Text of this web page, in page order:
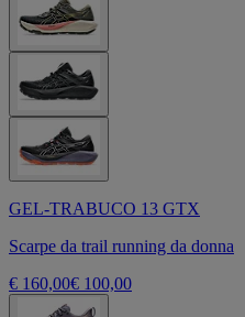
GEL-TRABUCO 13 GTX
Scarpe da trail running da donna
€ 160,00€ 100,00